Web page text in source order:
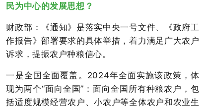
民为中心的发展思想？
财政部：《通知》是落实中央一号文件、《政府工
作报告》部署要求的具体举措，着力满足广大农户
诉求，提振农户种粮信心。
一是全国全面覆盖。2024年全面实施该政策，体
现为两个“面向全国”：面向全国所有种粮农户，包
括适度规模经营农户、小农户等全体农户和农业生